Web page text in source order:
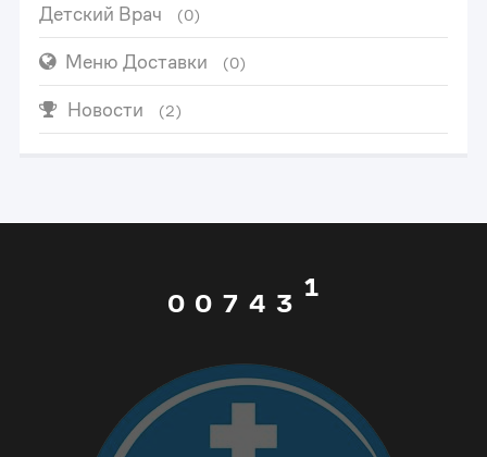
Детский Врач (0)
Меню Доставки (0)
Новости (2)
0
1
0
1
2
3
7
8
9
0
4
5
6
3
4
5
1
3